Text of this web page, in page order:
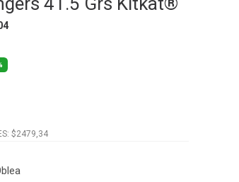
$2479,34